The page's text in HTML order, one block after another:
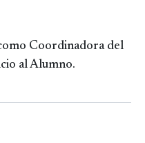
Coordinadora del
al Alumno.